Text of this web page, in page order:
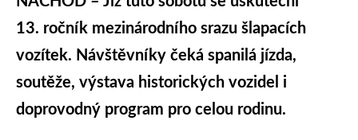
13. ročník mezinárodního srazu šlapacích
vozítek. Návštěvníky čeká spanilá jízda,
soutěže, výstava historických vozidel i
doprovodný program pro celou rodinu.